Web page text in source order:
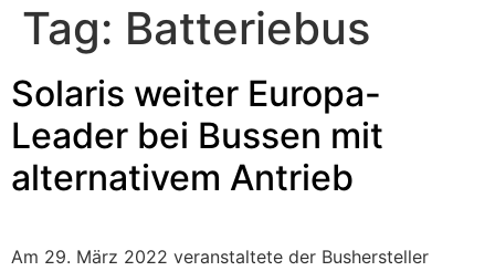
Tag: Batteriebus
Solaris weiter Europa-
Leader bei Bussen mit
alternativem Antrieb
Am 29. März 2022 veranstaltete der Bushersteller